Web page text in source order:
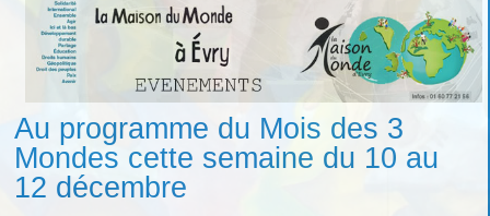
Au programme du Mois des 3
Mondes cette semaine du 10 au
12 décembre